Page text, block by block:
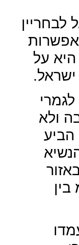
לבחריין
על
ולא
הביע